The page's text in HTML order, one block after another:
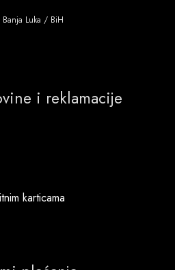
Banja Luka / BiH
i reklamacije
karticama